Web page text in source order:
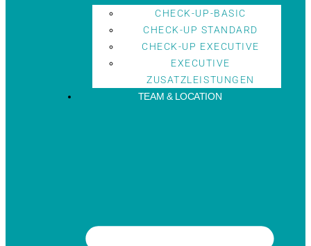
CHECK-UP-BASIC
CHECK-UP STANDARD
CHECK-UP EXECUTIVE
EXECUTIVE
ZUSATZLEISTUNGEN
TEAM & LOCATION